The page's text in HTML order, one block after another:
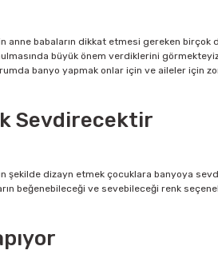
babaların dikkat etmesi gereken birçok
büyük önem verdiklerini
banyo yapmak onlar için ve aileler için
Sevdirecektir
şekilde dizayn etmek çocuklara banyoya
beğenebileceği ve sevebileceği renk